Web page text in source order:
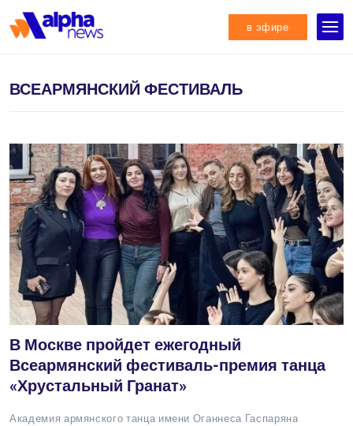
в эфире
ВСЕАРМЯНСКИЙ ФЕСТИВАЛЬ
В Москве пройдет ежегодный
Всеармянский фестиваль-премия танца
«Хрустальный Гранат»
Академия армянского танца имени Оганнеса Гаспаряна